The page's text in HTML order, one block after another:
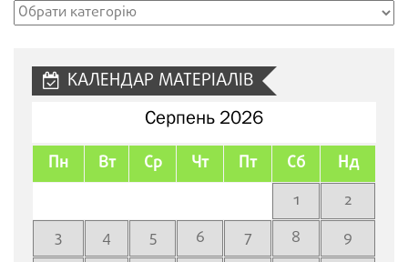
Рубрики
КАЛЕНДАР МАТЕРІАЛІВ
Серпень 2026
Пн Вт Ср Чт Пт Сб Нд
1
2
3
4 5 6 7 8
9